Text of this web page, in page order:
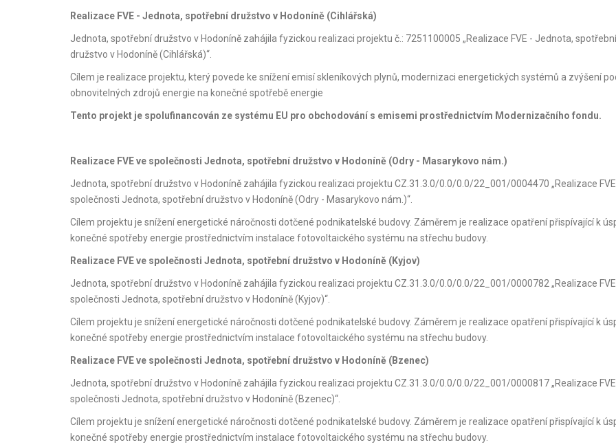
Realizace FVE - Jednota, spotřební družstvo v Hodoníně (Cihlářská)
Jednota, spotřební družstvo v Hodoníně zahájila fyzickou realizaci projektu č.: 7251100005 „Realizace FVE - Jednota, spotřební
družstvo v Hodoníně (Cihlářská)“.
Cílem je realizace projektu, který povede ke snížení emisí skleníkových plynů, modernizaci energetických systémů a zvýšení
obnovitelných zdrojů energie na konečné spotřebě energie
Tento projekt je spolufinancován ze systému EU pro obchodování s emisemi prostřednictvím Modernizačního fondu.
Realizace FVE ve společnosti Jednota, spotřební družstvo v Hodoníně (Odry - Masarykovo nám.)
Jednota, spotřební družstvo v Hodoníně zahájila fyzickou realizaci projektu CZ.31.3.0/0.0/0.0/22_001/0004470 „Realizace
společnosti Jednota, spotřební družstvo v Hodoníně (Odry - Masarykovo nám.)“.
Cílem projektu je snížení energetické náročnosti dotčené podnikatelské budovy. Záměrem je realizace opatření přispívající k
konečné spotřeby energie prostřednictvím instalace fotovoltaického systému na střechu budovy.
Realizace FVE ve společnosti Jednota, spotřební družstvo v Hodoníně (Kyjov)
Jednota, spotřební družstvo v Hodoníně zahájila fyzickou realizaci projektu CZ.31.3.0/0.0/0.0/22_001/0000782 „Realizace
společnosti Jednota, spotřební družstvo v Hodoníně (Kyjov)“.
Cílem projektu je snížení energetické náročnosti dotčené podnikatelské budovy. Záměrem je realizace opatření přispívající k
konečné spotřeby energie prostřednictvím instalace fotovoltaického systému na střechu budovy.
Realizace FVE ve společnosti Jednota, spotřební družstvo v Hodoníně (Bzenec)
Jednota, spotřební družstvo v Hodoníně zahájila fyzickou realizaci projektu CZ.31.3.0/0.0/0.0/22_001/0000817 „Realizace
společnosti Jednota, spotřební družstvo v Hodoníně (Bzenec)“.
Cílem projektu je snížení energetické náročnosti dotčené podnikatelské budovy. Záměrem je realizace opatření přispívající k
konečné spotřeby energie prostřednictvím instalace fotovoltaického systému na střechu budovy.